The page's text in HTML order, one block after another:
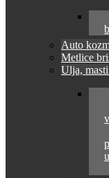
Auto
Metlice
Ulja,